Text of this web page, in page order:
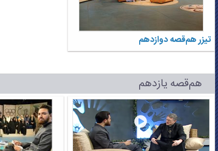
تیزر هم‌قصه دوازدهم
هم‌قصه یازدهم